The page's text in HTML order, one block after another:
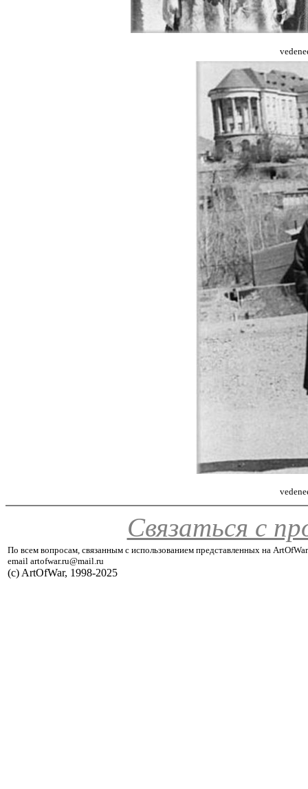
Связаться с
По всем вопросам, связанным с использованием представленных на
email artofwar.ru@mail.ru
(с) ArtOfWar, 1998-2025